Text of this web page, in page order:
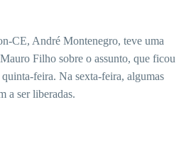
CE, André Montenegro, teve uma
Filho sobre o assunto, que ficou
feira. Na sexta-feira, algumas
a ser liberadas.